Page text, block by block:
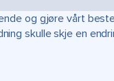
og gjøre vårt
skulle skje en